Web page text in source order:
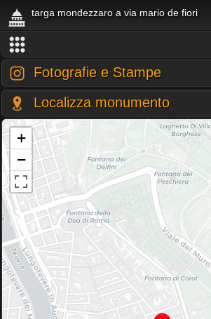
targa mondezzaro a via mario de fiori
Fotografie e Stampe
Localizza monumento
+
−